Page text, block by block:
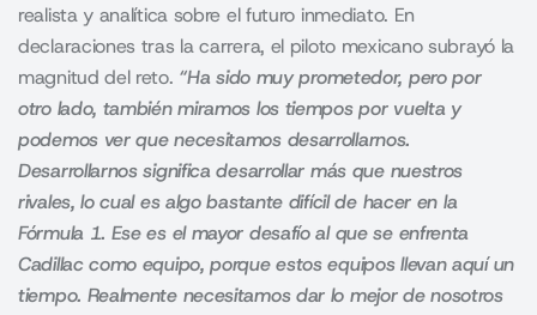
realista y analítica sobre el futuro inmediato. En
declaraciones tras la carrera, el piloto mexicano subrayó la
magnitud del reto. “Ha sido muy prometedor, pero por
otro lado, también miramos los tiempos por vuelta y
podemos ver que necesitamos desarrollarnos.
Desarrollarnos significa desarrollar más que nuestros
rivales, lo cual es algo bastante difícil de hacer en la
Fórmula 1. Ese es el mayor desafío al que se enfrenta
Cadillac como equipo, porque estos equipos llevan aquí un
tiempo. Realmente necesitamos dar lo mejor de nosotros